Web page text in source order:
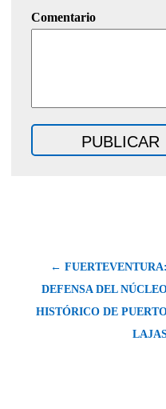
Comentario
← FUERTEVENTURA:
DEFENSA DEL
HISTÓRICO DE